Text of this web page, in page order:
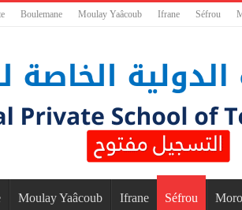
Boulemane Moulay Yaâcoub Ifrane Séfrou
Moulay Yaâcoub Ifrane Séfrou